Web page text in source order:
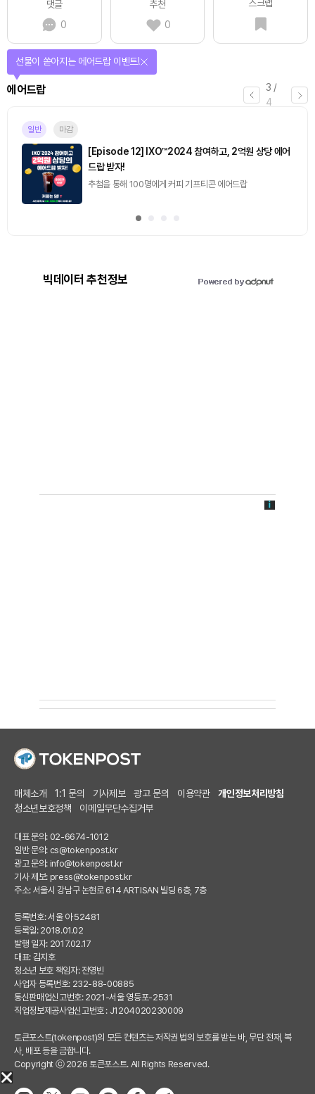
댓글
0
추천
0
스크랩
3 /
4
에어드랍
선물이 쏟아지는 에어드랍 이벤트!
일반 마감
[Episode 12] IXO™2024 참여하고, 2억원 상당 에어
드랍 받자!
추첨을 통해 100명에게 커피 기프티콘 에어드랍
빅데이터 추천정보
매체소개 1:1 문의 기사제보 광고 문의 이용약관
개인정보처리방침
청소년보호정책
이메일무단수집거부
대표 문의: 02-6674-1012
일반 문의: cs@tokenpost.kr
광고 문의: info@tokenpost.kr
기사 제보: press@tokenpost.kr
주소: 서울시 강남구 논현로 614 ARTISAN 빌딩 6층, 7층
등록번호: 서울 아 52481
등록일: 2018.01.02
발행 일자: 2017.02.17
대표: 김지호
청소년 보호 책임자: 전영빈
사업자 등록번호: 232-88-00885
통신판매업신고번호: 2021-서울 영등포-2531
직업정보제공사업신고번호 : J1204020230009
토큰포스트(tokenpost)의 모든 컨텐츠는 저작권 법의 보호를 받는 바, 무단 전재, 복
사, 배포 등을 금합니다.
Copyright ⓒ 2026 토큰포스트. All Rights Reserved.